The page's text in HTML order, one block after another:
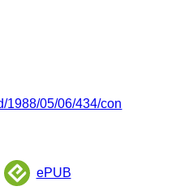
1988/05/06/434/con
ePUB